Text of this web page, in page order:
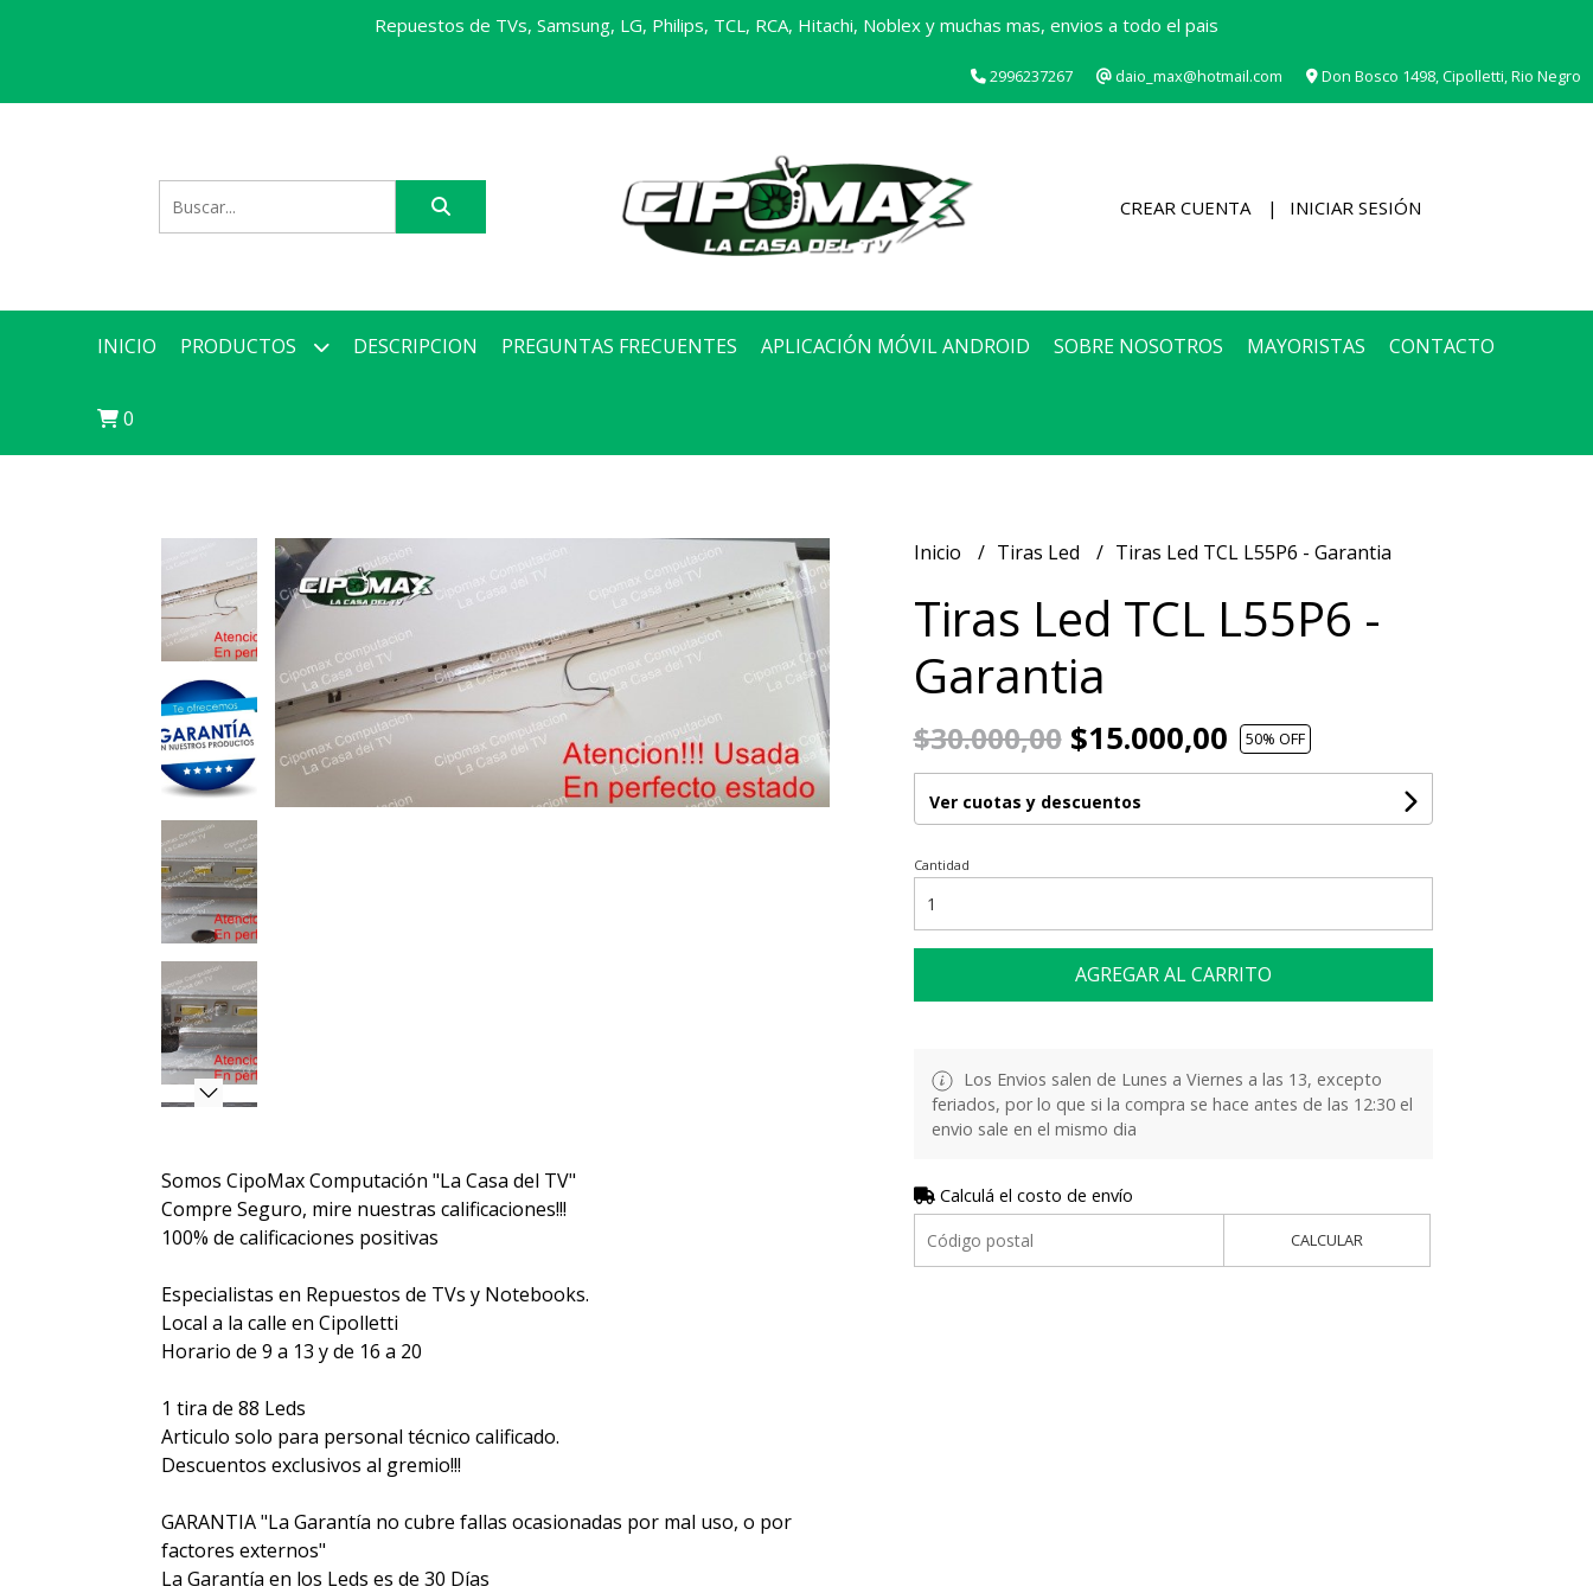
Repuestos de TVs, Samsung, LG, Philips, TCL, RCA, Hitachi, Noblex y muchas mas, envios a todo el pais
2996237267 daio_max@hotmail.com Don Bosco 1498, Cipolletti, Rio Negro
CREAR CUENTA INICIAR SESIÓN
INICIO PRODUCTOS DESCRIPCION PREGUNTAS FRECUENTES APLICACIÓN MÓVIL ANDROID SOBRE NOSOTROS MAYORISTAS CONTACTO
0
Somos CipoMax Computación "La Casa del TV"
Compre Seguro, mire nuestras calificaciones!!!
100% de calificaciones positivas
Especialistas en Repuestos de TVs y Notebooks.
Local a la calle en Cipolletti
Horario de 9 a 13 y de 16 a 20
1 tira de 88 Leds
Articulo solo para personal técnico calificado.
Descuentos exclusivos al gremio!!!
GARANTIA "La Garantía no cubre fallas ocasionadas por mal uso, o por
factores externos"
La Garantía en los Leds es de 30 Días
Inicio Tiras Led Tiras Led TCL L55P6 - Garantia
Tiras Led TCL L55P6 -
Garantia
$30.000,00$15.000,00 50% OFF
Ver cuotas y descuentos
Cantidad
AGREGAR AL CARRITO
Los Envios salen de Lunes a Viernes a las 13, excepto
feriados, por lo que si la compra se hace antes de las 12:30 el
envio sale en el mismo dia
Calculá el costo de envío
CALCULAR